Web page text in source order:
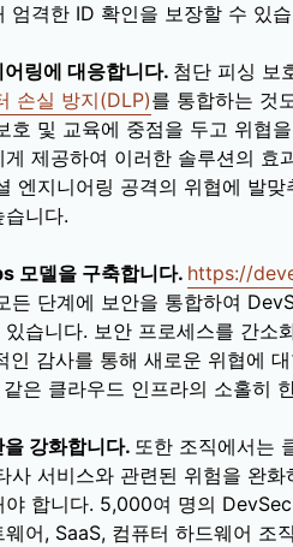
엄격한 ID 확인을 보장할 수 있
링에 대응합니다. 첨단 피싱 보
손실 방지(DLP)를 통합하는 것
호 및 교육에 중점을 두고 위협
게 제공하여 이러한 솔루션의
엔지니어링 공격의 위협에 발
니다.
모델을 구축합니다. https://
든 단계에 보안을 통합하여
있습니다. 보안 프로세스를 간소
인 감사를 통해 새로운 위협에
은 클라우드 인프라의 소홀히
강화합니다. 또한 조직에서는
사 서비스와 관련된 위험을 완
야 합니다. 5,000여 명의
웨어, SaaS, 컴퓨터 하드웨어 조